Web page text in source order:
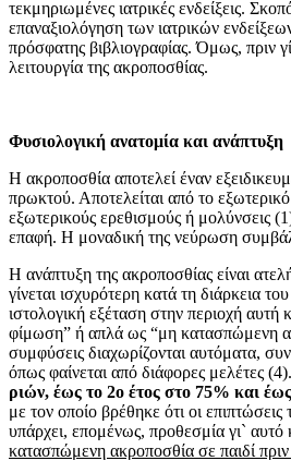
τεκμηριω­μένες ιατρικές ενδείξεις.
επαναξιολόγηση των ιατρικών
πρόσφατης βι­βλιογραφίας. Όμως, πριν
λειτουργία της ακροποσθίας.
Φυσιολογική ανατομία και ανάπτυξη
Η ακροποσθία αποτελεί έναν
πρωκτού. Αποτελείται από το
εξωτερικούς ερεθισμούς ή μολύνσεις
επαφή. Η μοναδική της νεύρωση
Η ανάπτυξη της ακροποσθίας είναι
γίνεται ισχυρότερη κατά τη διάρκεια
ιστολογική εξέταση στην πε­ριοχή
φίμωση” ή απλά ως “μη κατασπώμενη
συμφύσεις δια­χωρίζονται αυτόματα,
όπως φαίνεται από διάφορες μελέτες
ριών, έως το 2ο έτος στο 75% και
με τον οποίο βρέθηκε ότι οι
υπάρχει, επομένως, προθεσμία γι`
κατασπώμενη ακροποσθία σε παιδί πριν